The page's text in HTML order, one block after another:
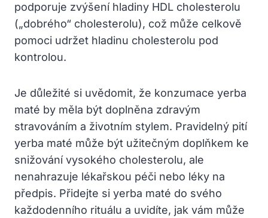
podporuje zvýšení hladiny HDL cholesterolu
(„dobrého“ cholesterolu), což může celkově
pomoci udržet hladinu cholesterolu pod
kontrolou.
Je důležité si uvědomit, že konzumace yerba
maté by měla být doplněna zdravým
stravováním a životním stylem. Pravidelný pití
yerba maté může být užitečným doplňkem ke
snižování vysokého cholesterolu, ale
nenahrazuje lékařskou péči nebo léky na
předpis. Přidejte si yerba maté do svého
každodenního rituálu a uvidíte, jak vám může